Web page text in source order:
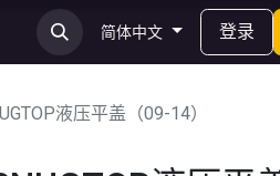
简体中文 登录
液压平盖（09-14）